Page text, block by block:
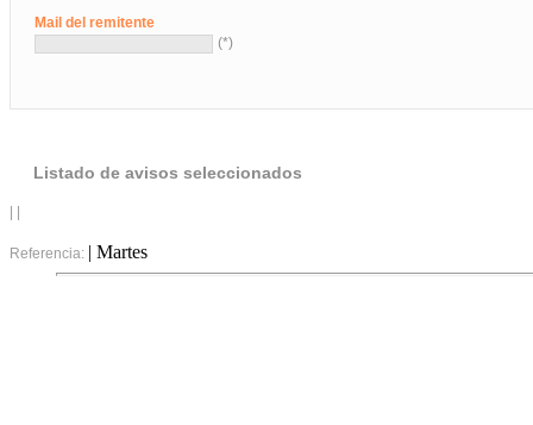
Mail del remitente
(*)
Listado de avisos seleccionados
Referencia: | Martes